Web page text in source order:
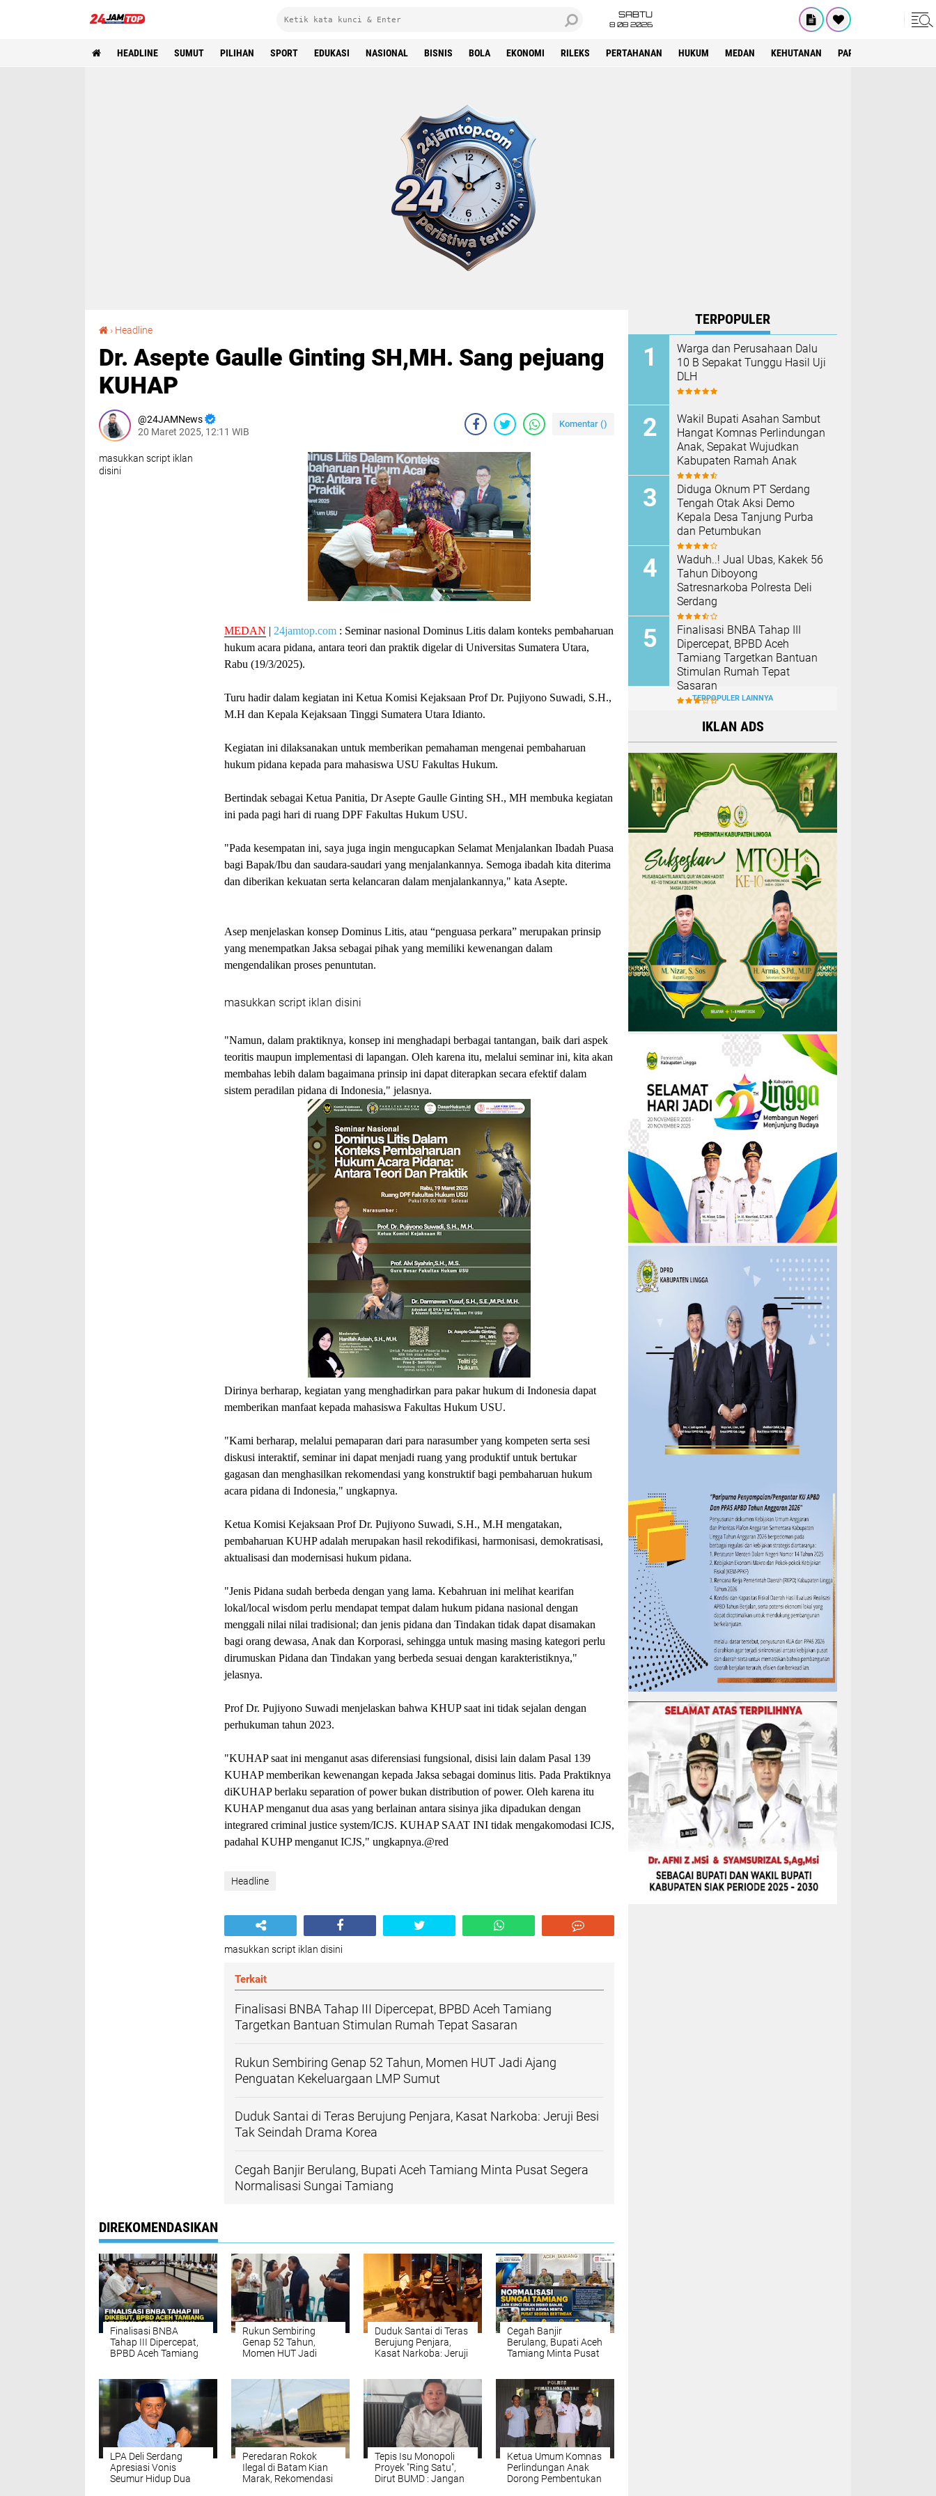
SABTU
8 08 2026
HEADLINE SUMUT PILIHAN SPORT EDUKASI NASIONAL BISNIS BOLA EKONOMI RILEKS PERTAHANAN HUKUM MEDAN KEHUTANAN PARIWISATA
› Headline
Dr. Asepte Gaulle Ginting SH,MH. Sang pejuang
KUHAP
24JAMNews
20 Maret 2025, 12:11 WIB
Komentar ()
masukkan script iklan
disini
MEDAN | 24jamtop.com : Seminar nasional Dominus Litis dalam konteks pembaharuan
hukum acara pidana, antara teori dan praktik digelar di Universitas Sumatera Utara,
Rabu (19/3/2025).
Turu hadir dalam kegiatan ini Ketua Komisi Kejaksaan Prof Dr. Pujiyono Suwadi, S.H.,
M.H dan Kepala Kejaksaan Tinggi Sumatera Utara Idianto.
Kegiatan ini dilaksanakan untuk memberikan pemahaman mengenai pembaharuan
hukum pidana kepada para mahasiswa USU Fakultas Hukum.
Bertindak sebagai Ketua Panitia, Dr Asepte Gaulle Ginting SH., MH membuka kegiatan
ini pada pagi hari di ruang DPF Fakultas Hukum USU.
"Pada kesempatan ini, saya juga ingin mengucapkan Selamat Menjalankan Ibadah Puasa
bagi Bapak/Ibu dan saudara-saudari yang menjalankannya. Semoga ibadah kita diterima
dan diberikan kekuatan serta kelancaran dalam menjalankannya," kata Asepte.
Asep menjelaskan konsep Dominus Litis, atau “penguasa perkara” merupakan prinsip
yang menempatkan Jaksa sebagai pihak yang memiliki kewenangan dalam
mengendalikan proses penuntutan.
masukkan script iklan disini
"Namun, dalam praktiknya, konsep ini menghadapi berbagai tantangan, baik dari aspek
teoritis maupun implementasi di lapangan. Oleh karena itu, melalui seminar ini, kita akan
membahas lebih dalam bagaimana prinsip ini dapat diterapkan secara efektif dalam
sistem peradilan pidana di Indonesia," jelasnya.
Dirinya berharap, kegiatan yang menghadirkan para pakar hukum di Indonesia dapat
memberikan manfaat kepada mahasiswa Fakultas Hukum USU.
"Kami berharap, melalui pemaparan dari para narasumber yang kompeten serta sesi
diskusi interaktif, seminar ini dapat menjadi ruang yang produktif untuk bertukar
gagasan dan menghasilkan rekomendasi yang konstruktif bagi pembaharuan hukum
acara pidana di Indonesia," ungkapnya.
Ketua Komisi Kejaksaan Prof Dr. Pujiyono Suwadi, S.H., M.H mengatakan,
pembaharuan KUHP adalah merupakan hasil rekodifikasi, harmonisasi, demokratisasi,
aktualisasi dan modernisasi hukum pidana.
"Jenis Pidana sudah berbeda dengan yang lama. Kebahruan ini melihat kearifan
lokal/local wisdom perlu mendapat tempat dalam hukum pidana nasional dengan
menggali nilai nilai tradisional; dan jenis pidana dan Tindakan tidak dapat disamakan
bagi orang dewasa, Anak dan Korporasi, sehingga untuk masing masing kategori perlu
dirumuskan Pidana dan Tindakan yang berbeda sesuai dengan karakteristiknya,"
jelasnya.
Prof Dr. Pujiyono Suwadi menjelaskan bahwa KHUP saat ini tidak sejalan dengan
perhukuman tahun 2023.
"KUHAP saat ini menganut asas diferensiasi fungsional, disisi lain dalam Pasal 139
KUHAP memberikan kewenangan kepada Jaksa sebagai dominus litis. Pada Praktiknya
diKUHAP berlaku separation of power bukan distribution of power. Oleh karena itu
KUHAP menganut dua asas yang berlainan antara sisinya jika dipadukan dengan
integrared criminal justice system/ICJS. KUHAP SAAT INI tidak mengakomodasi ICJS,
padahal KUHP menganut ICJS," ungkapnya.@red
Headline
masukkan script iklan disini
Terkait
Finalisasi BNBA Tahap III Dipercepat, BPBD Aceh Tamiang
Targetkan Bantuan Stimulan Rumah Tepat Sasaran
Rukun Sembiring Genap 52 Tahun, Momen HUT Jadi Ajang
Penguatan Kekeluargaan LMP Sumut
Duduk Santai di Teras Berujung Penjara, Kasat Narkoba: Jeruji Besi
Tak Seindah Drama Korea
Cegah Banjir Berulang, Bupati Aceh Tamiang Minta Pusat Segera
Normalisasi Sungai Tamiang
DIREKOMENDASIKAN
Finalisasi BNBA
Tahap III Dipercepat,
BPBD Aceh Tamiang
Tepat Sasaran
Rukun Sembiring
Genap 52 Tahun,
Momen HUT Jadi
Sumut
Duduk Santai di Teras
Berujung Penjara,
Kasat Narkoba: Jeruji
Cegah Banjir
Berulang, Bupati Aceh
Tamiang Minta Pusat
LPA Deli Serdang
Apresiasi Vonis
Seumur Hidup Dua
Peredaran Rokok
Ilegal di Batam Kian
Marak, Rekomendasi
Tepis Isu Monopoli
Proyek "Ring Satu",
Dirut BUMD : Jangan
Ketua Umum Komnas
Perlindungan Anak
Dorong Pembentukan
TERPOPULER
Warga dan Perusahaan Dalu
10 B Sepakat Tunggu Hasil Uji
DLH
Wakil Bupati Asahan Sambut
Hangat Komnas Perlindungan
Anak, Sepakat Wujudkan
Kabupaten Ramah Anak
Diduga Oknum PT Serdang
Tengah Otak Aksi Demo
Kepala Desa Tanjung Purba
dan Petumbukan
Waduh..! Jual Ubas, Kakek 56
Tahun Diboyong
Satresnarkoba Polresta Deli
Serdang
Finalisasi BNBA Tahap III
Dipercepat, BPBD Aceh
Tamiang Targetkan Bantuan
Stimulan Rumah Tepat
Sasaran
TERPOPULER LAINNYA
IKLAN ADS